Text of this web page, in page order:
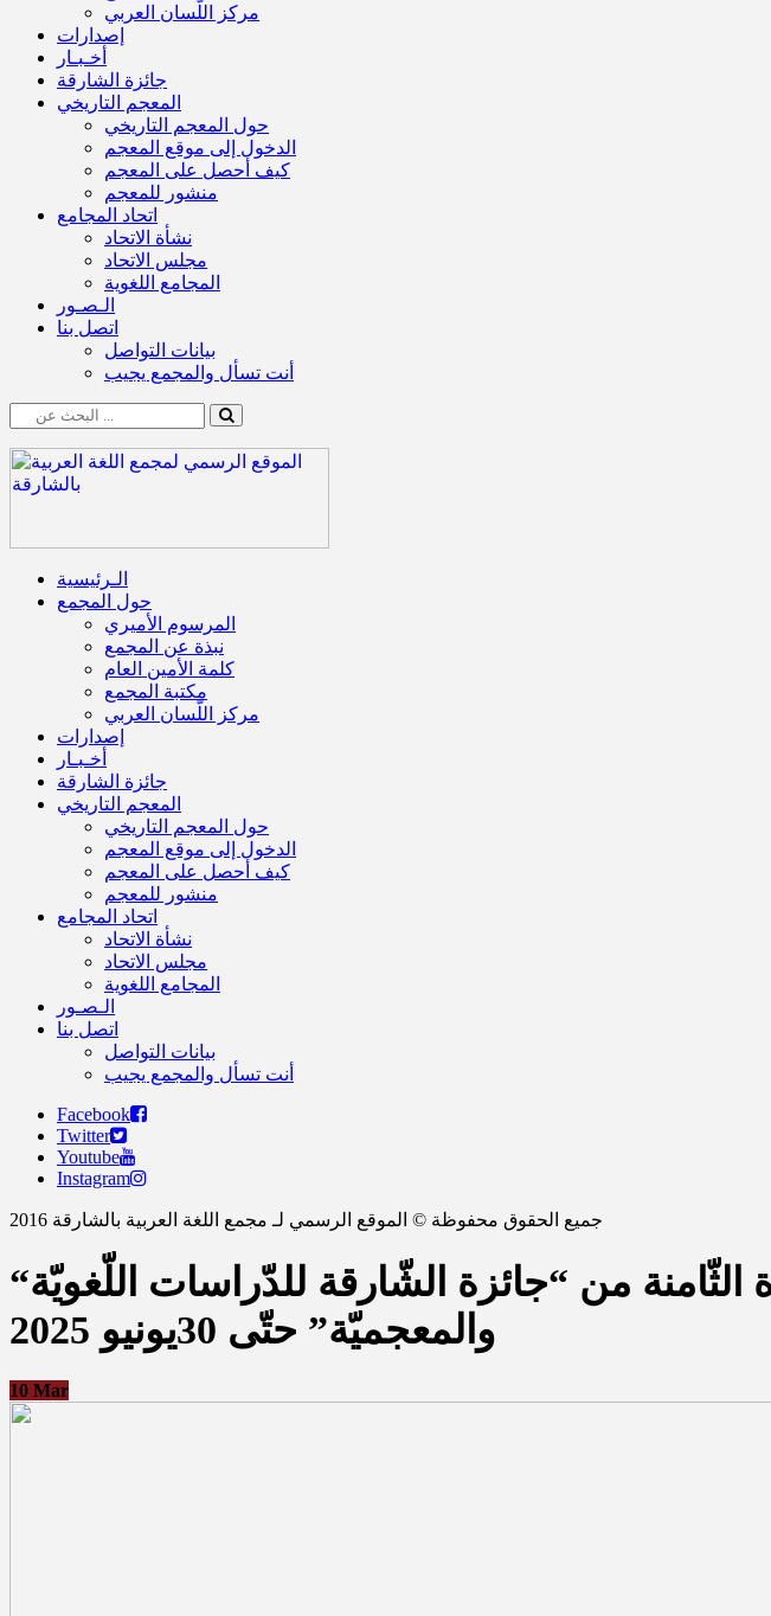
مركز اللّسان العربي
إصدارات
أخـبـار
جائزة الشارقة
المعجم التاريخي
حول المعجم التاريخي
الدخول إلى موقع المعجم
كيف أحصل على المعجم
منشور للمعجم
اتحاد المجامع
نشأة الاتحاد
مجلس الاتحاد
المجامع اللغوية
الـصـور
اتصل بنا
بيانات التواصل
أنت تسأل والمجمع يجيب
الـرئيسية
حول المجمع
المرسوم الأميري
نبذة عن المجمع
كلمة الأمين العام
مكتبة المجمع
مركز اللّسان العربي
إصدارات
أخـبـار
جائزة الشارقة
المعجم التاريخي
حول المعجم التاريخي
الدخول إلى موقع المعجم
كيف أحصل على المعجم
منشور للمعجم
اتحاد المجامع
نشأة الاتحاد
مجلس الاتحاد
المجامع اللغوية
الـصـور
اتصل بنا
بيانات التواصل
أنت تسأل والمجمع يجيب
Facebook
Twitter
Youtube
Instagram
جميع الحقوق محفوظة © الموقع الرسمي لـ مجمع اللغة العربية بالشارقة 2016
“مجمع اللّغة العربيّة” يفتح باب التّرشّح للدّورة الثّامنة من “جائزة الشّارقة للدّراسات اللّغويّة
والمعجميّة” حتّى 30يونيو 2025
10 Mar